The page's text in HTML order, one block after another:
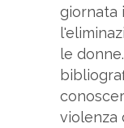
giornata
le
violenza